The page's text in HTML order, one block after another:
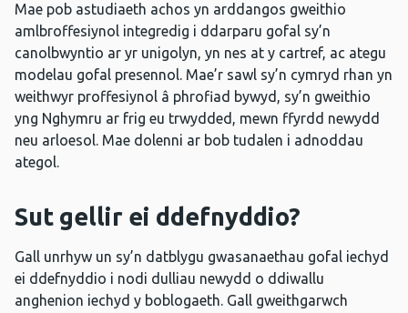
Mae pob astudiaeth achos yn arddangos gweithio
amlbroffesiynol integredig i ddarparu gofal sy’n
canolbwyntio ar yr unigolyn, yn nes at y cartref, ac ategu
modelau gofal presennol. Mae’r sawl sy’n cymryd rhan yn
weithwyr proffesiynol â phrofiad bywyd, sy’n gweithio
yng Nghymru ar frig eu trwydded, mewn ffyrdd newydd
neu arloesol. Mae dolenni ar bob tudalen i adnoddau
ategol.
Sut gellir ei ddefnyddio?
Gall unrhyw un sy’n datblygu gwasanaethau gofal iechyd
ei ddefnyddio i nodi dulliau newydd o ddiwallu
anghenion iechyd y boblogaeth. Gall gweithgarwch